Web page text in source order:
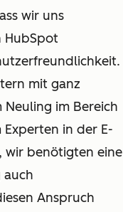
wir uns
HubSpot
mit ganz
im Bereich
in der E-
wir benötigten eine
auch
Anspruch